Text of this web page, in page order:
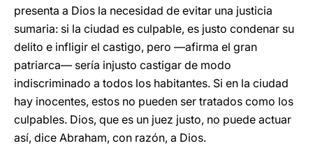
presenta a Dios la necesidad de evitar una justicia
sumaria: si la ciudad es culpable, es justo condenar su
delito e infligir el castigo, pero —afirma el gran
patriarca— sería injusto castigar de modo
indiscriminado a todos los habitantes. Si en la ciudad
hay inocentes, estos no pueden ser tratados como los
culpables. Dios, que es un juez justo, no puede actuar
así, dice Abraham, con razón, a Dios.